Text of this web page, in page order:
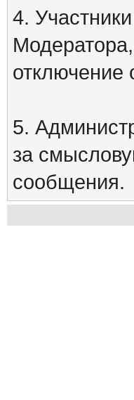
4.
отключение
5.
за
сообщения.